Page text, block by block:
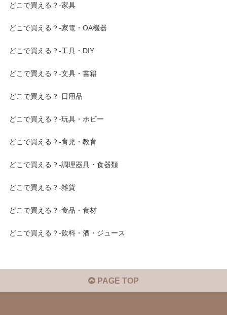
どこで買える？-家具
どこで買える？-家電・OA機器
どこで買える？-工具・DIY
どこで買える？-文具・書籍
どこで買える？-日用品
どこで買える？-玩具・ホビー
どこで買える？-育児・教育
どこで買える？-調理器具・食器類
どこで買える？-雑貨
どこで買える？-食品・食材
どこで買える？-飲料・酒・ジュース
PAGE TOP